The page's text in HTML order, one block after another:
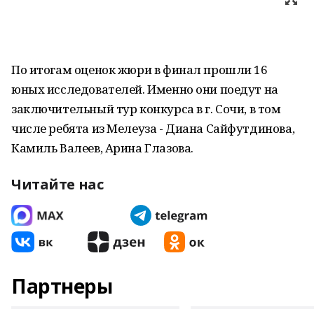
По итогам оценок жюри в финал прошли 16
юных исследователей. Именно они поедут на
заключительный тур конкурса в г. Сочи, в том
числе ребята из Мелеуза - Диана Сайфутдинова,
Камиль Валеев, Арина Глазова.
Читайте нас
Партнеры